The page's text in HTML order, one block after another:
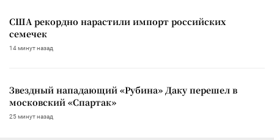
США рекордно нарастили импорт российских
семечек
14 минут назад
Звездный нападающий «Рубина» Даку перешел в
московский «Спартак»
25 минут назад